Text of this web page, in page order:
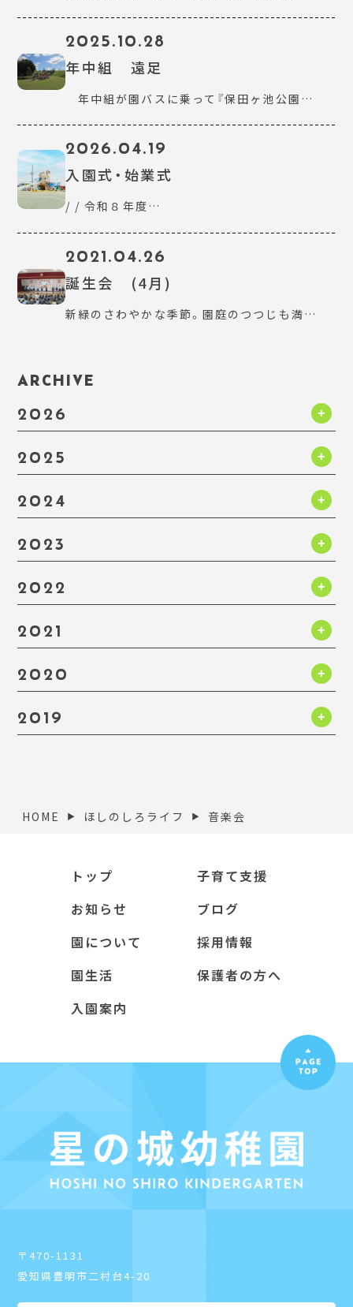
2025.10.28
年中組 遠足
年中組が園バスに乗って『保田ヶ池公園…
2026.04.19
入園式・始業式
/ / 令和８年度…
2021.04.26
誕生会 (4月)
新緑のさわやかな季節。園庭のつつじも満…
ARCHIVE
2026
2025
2024
2023
2022
2021
2020
2019
HOME ▶︎ ほしのしろライフ ▶︎ 音楽会
トップ
お知らせ
園について
園生活
入園案内
子育て支援
ブログ
採用情報
保護者の方へ
〒470-1131
愛知県豊明市二村台4-20